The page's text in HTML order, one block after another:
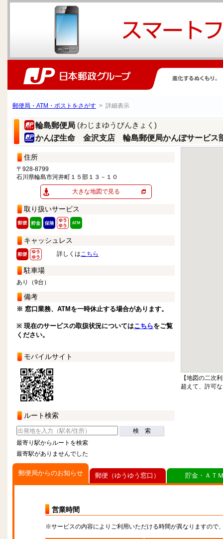
郵便局・ATM・ポストをさがす > 詳細表示
輪島郵便局 (わじまゆうびんきょく)
かんぽ生命 金沢支店 輪島郵便局かんぽサービス
住所
〒928-8799
石川県輪島市河井町１５部１３－１０
大きな地図で見る
取り扱いサービス
キャッシュレス
詳しくはこちら
駐車場
あり（9台）
備考
※ 窓口業務、ATMを一時休止する場合があります。
※ 現在のサービスの取扱状況についてはこちらをご覧
ください。
モバイルサイト
ルート検索
検 索
最寄り駅からルートを検索
最寄駅がありませんでした
【地図の二次
超えて、許可
郵便局からのお知らせ
営業時間
※サービスの内容によりご利用いただける時間が異なりますので
郵便（ゆうゆう窓口） 貯金・ＡＴ